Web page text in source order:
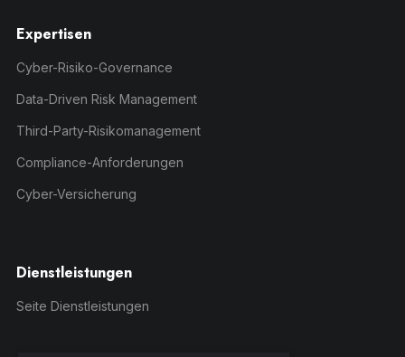
Expertisen
Cyber-Risiko-Governance
Data-Driven Risk Management
Third-Party-Risikomanagement
Compliance-Anforderungen
Cyber-Versicherung
Dienstleistungen
Seite Dienstleistungen